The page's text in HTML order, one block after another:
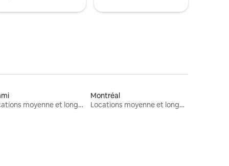
Locations moyenne et longue durée
Montréal
Locations moyenne et longue durée